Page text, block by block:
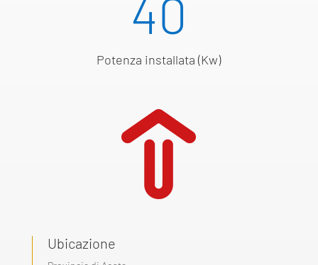
40
Potenza installata (Kw)
Ubicazione